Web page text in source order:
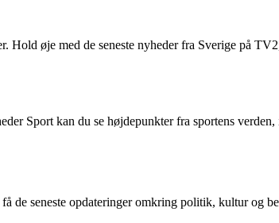
Hold øje med de seneste nyheder fra Sverige på
Sport kan du se højdepunkter fra sportens
seneste opdateringer omkring politik, kultur og